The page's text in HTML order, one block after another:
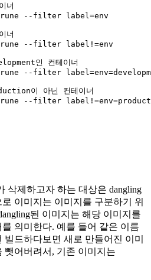
너
--filter label=env
너
--filter label!=env
인 컨테이너
--filter
이 아닌 컨테이너
--filter
삭제하고자 하는 대상은 dangling
이미지는 이미지를 구분하기 위
된 이미지는 해당 이미지를
의미한다. 예를 들어 같은 이름
드하다보면 새로 만들어진 이미
뺏어버려서, 기존 이미지는